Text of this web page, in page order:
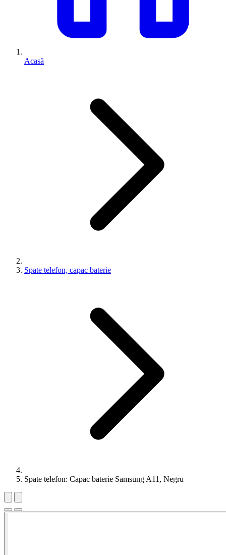
Acasă
Spate telefon, capac baterie
Spate telefon: Capac baterie Samsung A11, Negru